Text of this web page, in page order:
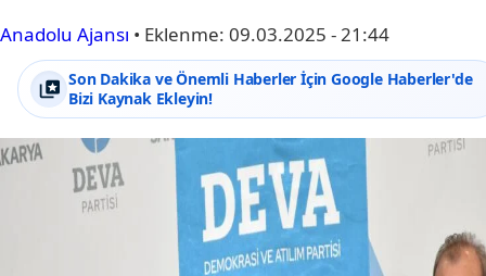
Anadolu Ajansı • Eklenme: 09.03.2025 - 21:44
Son Dakika ve Önemli Haberler İçin Google Haberler'de
Bizi Kaynak Ekleyin!